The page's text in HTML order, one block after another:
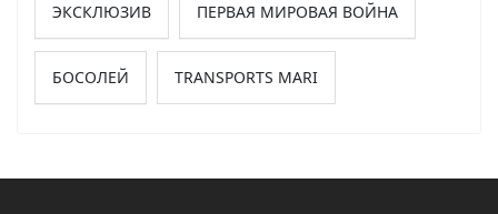
ЭКСКЛЮЗИВ ПЕРВАЯ МИРОВАЯ ВОЙНА
БОСОЛЕЙ TRANSPORTS MARI